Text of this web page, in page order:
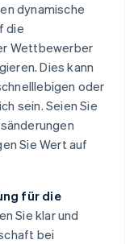
dynamische
die
Wettbewerber
Dies kann
oder
sein. Seien Sie
Sie Wert auf
für die
Sie klar und
bei